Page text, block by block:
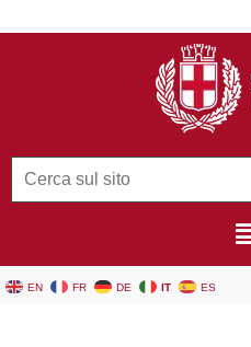
EN FR DE IT ES